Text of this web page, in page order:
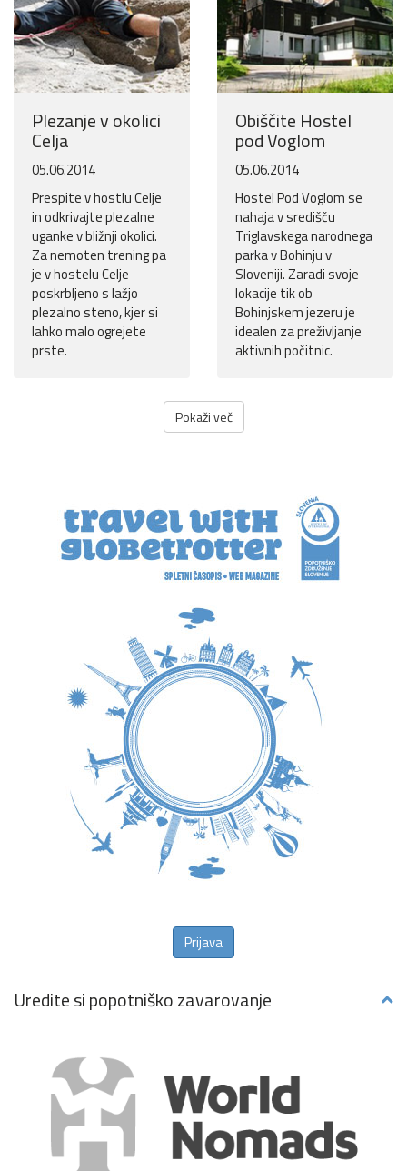
Plezanje v okolici
Celja
05.06.2014
Prespite v hostlu Celje
in odkrivajte plezalne
uganke v bližnji okolici.
Za nemoten trening pa
je v hostelu Celje
poskrbljeno s lažjo
plezalno steno, kjer si
lahko malo ogrejete
prste.
Obiščite Hostel
pod Voglom
05.06.2014
Hostel Pod Voglom se
nahaja v središču
Triglavskega narodnega
parka v Bohinju v
Sloveniji. Zaradi svoje
lokacije tik ob
Bohinjskem jezeru je
idealen za preživljanje
aktivnih počitnic.
Pokaži več
Prijava
Uredite si popotniško zavarovanje